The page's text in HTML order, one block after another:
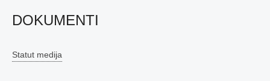
DOKUMENTI
Statut medija